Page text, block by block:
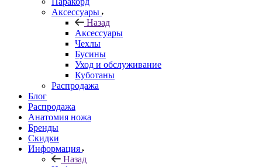
Аксессуары
Назад
Аксессуары
Чехлы
Бусины
Уход и обслуживание
Куботаны
Распродажа
Блог
Распродажа
Анатомия ножа
Бренды
Скидки
Информация
Назад